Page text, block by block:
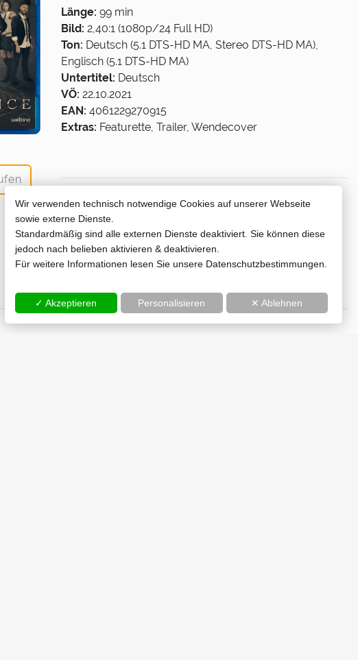
Länge: 99 min
Bild: 2,40:1 (1080p/24 Full HD)
Ton: Deutsch (5.1 DTS-HD MA, Stereo DTS-HD MA),
Englisch (5.1 DTS-HD MA)
Untertitel: Deutsch
VÖ: 22.10.2021
EAN: 4061229270915
Extras: Featurette, Trailer, Wendecover
Wir verwenden technisch notwendige Cookies auf unserer Webseite
sowie externe Dienste.
Standardmäßig sind alle externen Dienste deaktiviert. Sie können diese
jedoch nach belieben aktivieren & deaktivieren.
Für weitere Informationen lesen Sie unsere Datenschutzbestimmungen.
✓ Akzeptieren Personalisieren ✕ Ablehnen